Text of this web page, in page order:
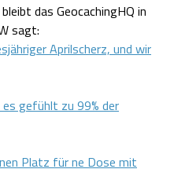
das GeocachingHQ in
sagt:
Aprilscherz, und wir
gefühlt zu 99% der
Platz für ne Dose mit